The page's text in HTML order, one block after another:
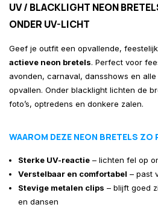
UV / BLACKLIGHT NEON
ONDER UV-LICHT
Geef je outfit een opvallende,
actieve neon bretels. Perfect voor
avonden, carnaval, dansshows en
opvallen. Onder blacklight lichten de
foto’s, optredens en donkere zalen.
WAAROM DEZE NEON BRETELS ZO
Sterke UV-reactie – lichten fel op
Verstelbaar en comfortabel – past
Stevige metalen clips – blijft goed
en dansen